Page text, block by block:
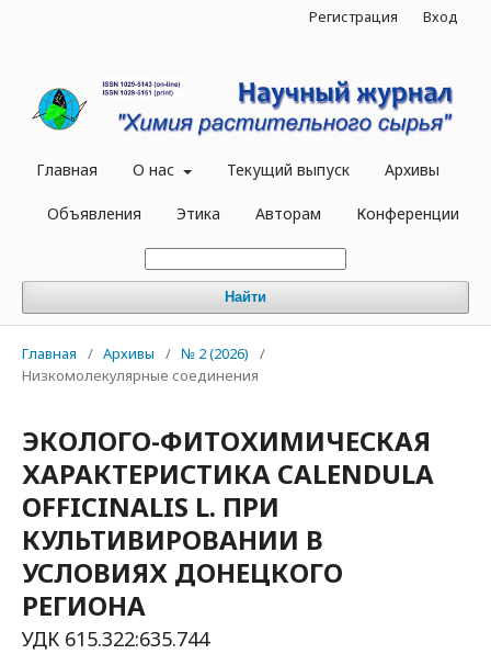
Главная О нас Текущий выпуск Архивы
Объявления Этика Авторам Конференции
Найти
Регистрация Вход
Главная / Архивы / № 2 (2026)
/
Низкомолекулярные соединения
ЭКОЛОГО-ФИТОХИМИЧЕСКАЯ
ХАРАКТЕРИСТИКА CALENDULA
OFFICINALIS L. ПРИ
КУЛЬТИВИРОВАНИИ В
УСЛОВИЯХ ДОНЕЦКОГО
РЕГИОНА
УДК 615.322:635.744